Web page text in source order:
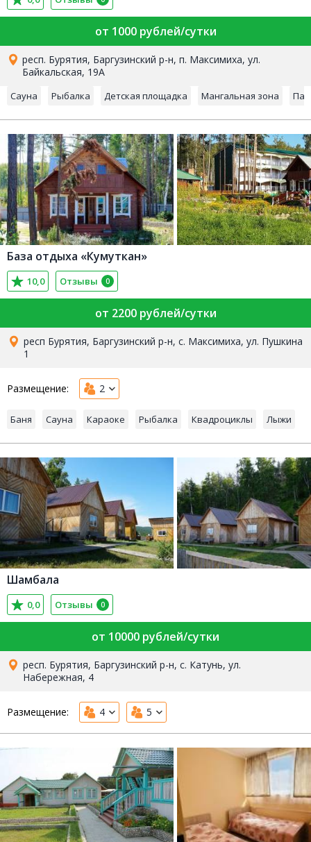
от 1000 рублей/сутки
респ. Бурятия, Баргузинский р-н, п. Максимиха, ул.
Байкальская, 19А
Сауна Рыбалка Детская площадка Мангальная зона
База отдыха «Кумуткан»
10,0 Отзывы 0
от 2200 рублей/сутки
респ Бурятия, Баргузинский р-н, с. Максимиха, ул. Пушкина
1
Размещение: 2
Баня Сауна Караоке Рыбалка Квадроциклы Лыжи
Шамбала
0,0 Отзывы 0
от 10000 рублей/сутки
респ. Бурятия, Баргузинский р-н, с. Катунь, ул.
Набережная, 4
Размещение: 4 5